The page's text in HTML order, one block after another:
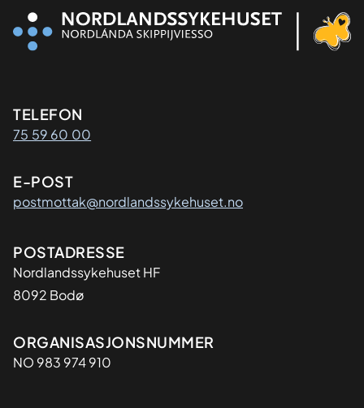
Kontaktinformasjon
TELEFON
75 59 60 00
E-POST
postmottak@nordlandssykehuset.no
Adresse
POSTADRESSE
Nordlandssykehuset HF
8092 Bodø
Organisasjon
ORGANISASJONSNUMMER
NO 983 974 910